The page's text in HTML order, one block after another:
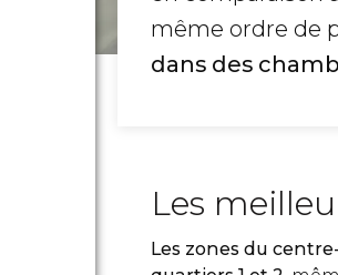
même ordre de
dans des
Les
Les zones du